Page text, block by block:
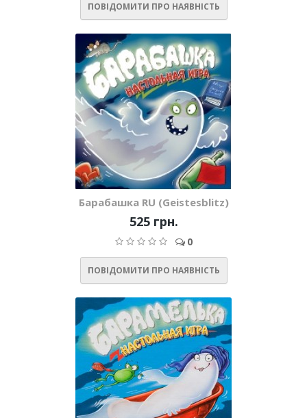
ПОВІДОМИТИ ПРО НАЯВНІСТЬ
Барабашка RU (Geistesblitz)
525 грн.
0
ПОВІДОМИТИ ПРО НАЯВНІСТЬ